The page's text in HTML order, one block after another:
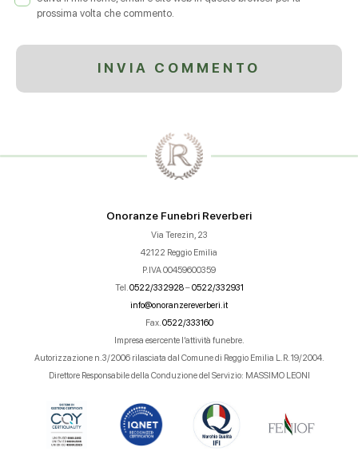
prossima volta che commento.
Onoranze Funebri Reverberi
Via Terezin, 23
42122 Reggio Emilia
P.IVA 00459600359
Tel. 0522/332928–0522/332931
info@onoranzereverberi.it
Fax. 0522/333160
Impresa esercente l’attività funebre.
Autorizzazione n.3/2006 rilasciata dal Comune di Reggio Emilia L.R. 19/2004.
Direttore Responsabile della Conduzione del Servizio: MASSIMO LEONI